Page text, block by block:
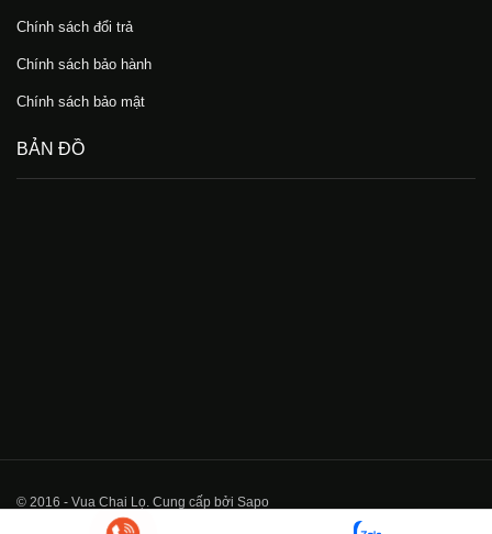
Chính sách đổi trả
Chính sách bảo hành
Chính sách bảo mật
BẢN ĐỒ
© 2016 - Vua Chai Lọ. Cung cấp bởi Sapo